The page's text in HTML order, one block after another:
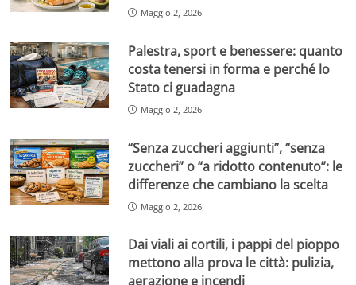
Maggio 2, 2026
Palestra, sport e benessere: quanto
costa tenersi in forma e perché lo
Stato ci guadagna
Maggio 2, 2026
“Senza zuccheri aggiunti”, “senza
zuccheri” o “a ridotto contenuto”: le
differenze che cambiano la scelta
Maggio 2, 2026
Dai viali ai cortili, i pappi del pioppo
mettono alla prova le città: pulizia,
aerazione e incendi